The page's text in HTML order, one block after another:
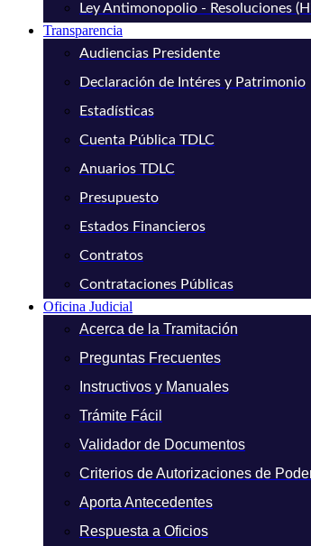
Ley Antimonopolio - Resoluciones
Transparencia
Audiencias Presidente
Declaración de Intéres y Patrimonio
Estadísticas
Cuenta Pública TDLC
Anuarios TDLC
Presupuesto
Estados Financieros
Contratos
Contrataciones Públicas
Oficina Judicial
Acerca de la Tramitación
Preguntas Frecuentes
Instructivos y Manuales
Trámite Fácil
Validador de Documentos
Criterios de Autorizaciones de
Aporta Antecedentes
Respuesta a Oficios